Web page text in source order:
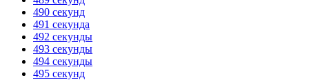
490 секунд
491 секунда
492 секунды
493 секунды
494 секунды
495 секунд